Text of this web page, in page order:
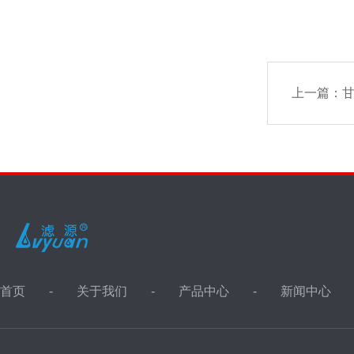
上一篇：
首页 关于我们 产品中心 新闻中心